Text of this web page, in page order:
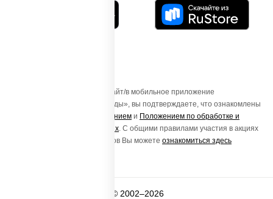
Осуществляя вход на этот Сайт/в мобильное приложение
«ПиццаСушиВок - доставка еды», вы подтверждаете, что ознакомлены
Пользовательским соглашением и Положением по обработке и
защите персональных данных. С общими правилами участия в акциях
и порядке получения подарков Вы можете ознакомиться здесь
© 2002–2026